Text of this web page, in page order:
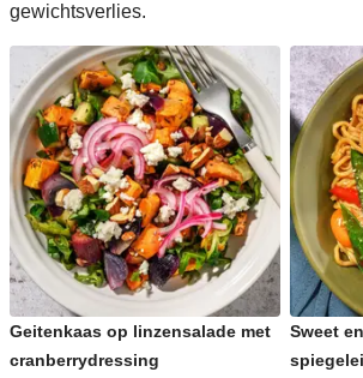
gewichtsverlies.
Geitenkaas op linzensalade met
cranberrydressing
Sweet